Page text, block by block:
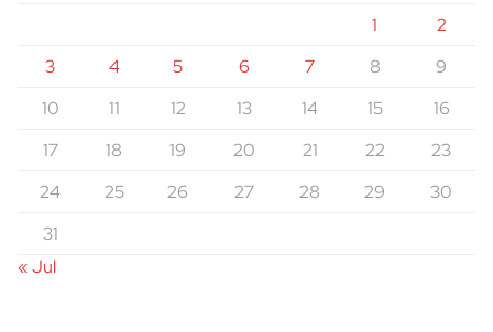
1
2
3
4 5 6 7 8
9
10
11 12 13 14 15
16
17
18 19 20 21 22
23
24
25 26 27 28 29
30
31
« Jul